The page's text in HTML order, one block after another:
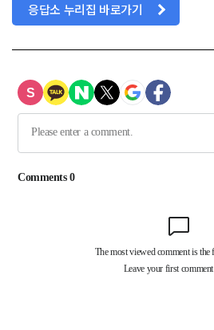
응답소 누리집 바로가기